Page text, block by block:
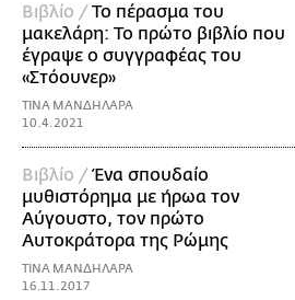
Βιβλίο /Το πέρασμα του
μακελάρη: Το πρώτο βιβλίο που
έγραψε ο συγγραφέας του
«Στόουνερ»
ΤΙΝΑ ΜΑΝΔΗΛΑΡΑ
10.4.2021
Βιβλίο /Ένα σπουδαίο
μυθιστόρημα με ήρωα τον
Αύγουστο, τον πρώτο
Αυτοκράτορα της Ρώμης
ΤΙΝΑ ΜΑΝΔΗΛΑΡΑ
16.11.2017